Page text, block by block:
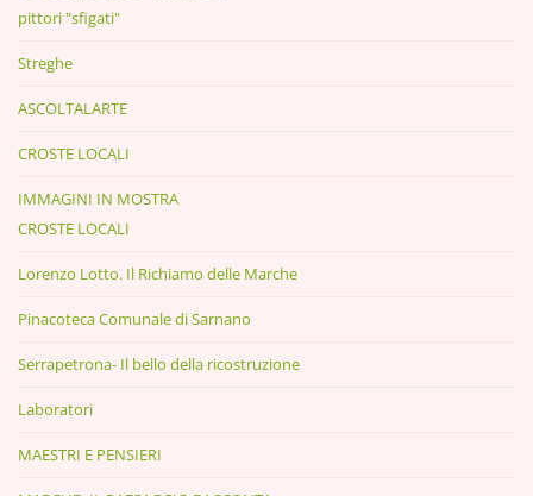
pittori "sfigati"
Streghe
ASCOLTALARTE
CROSTE LOCALI
IMMAGINI IN MOSTRA
CROSTE LOCALI
Lorenzo Lotto. Il Richiamo delle Marche
Pinacoteca Comunale di Sarnano
Serrapetrona- Il bello della ricostruzione
Laboratori
MAESTRI E PENSIERI